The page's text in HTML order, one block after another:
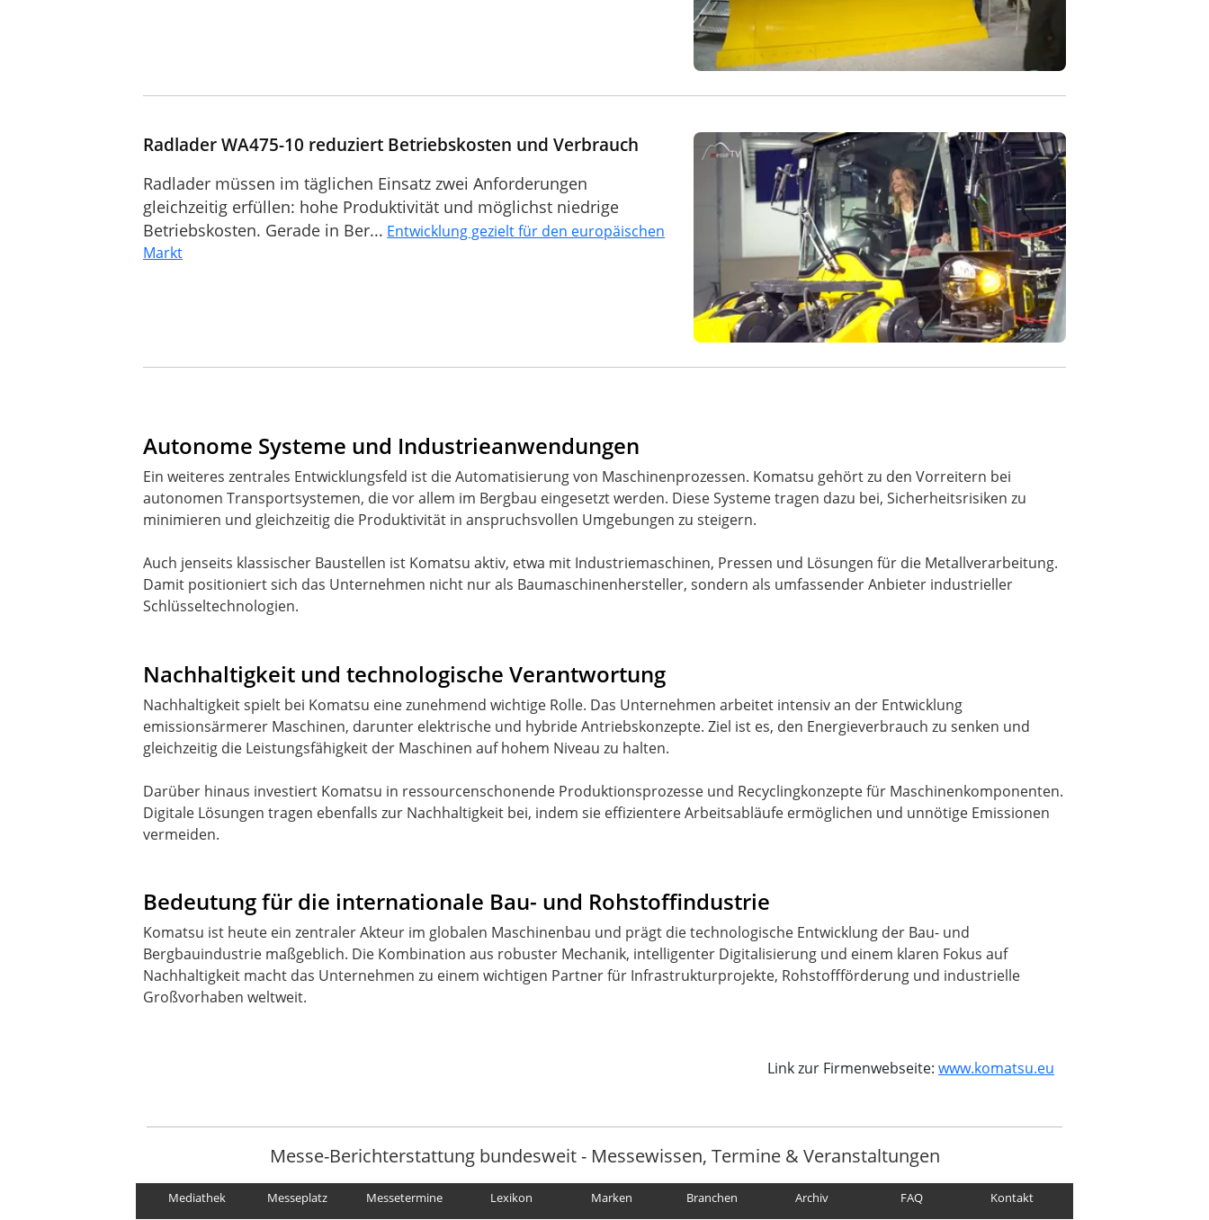
Radlader WA475-10 reduziert Betriebskosten und Verbrauch
Radlader müssen im täglichen Einsatz zwei Anforderungen
gleichzeitig erfüllen: hohe Produktivität und möglichst niedrige
Betriebskosten. Gerade in Ber... Entwicklung gezielt für den europäischen
Markt
Autonome Systeme und Industrieanwendungen
Ein weiteres zentrales Entwicklungsfeld ist die Automatisierung von Maschinenprozessen. Komatsu gehört zu den Vorreitern bei
autonomen Transportsystemen, die vor allem im Bergbau eingesetzt werden. Diese Systeme tragen dazu bei, Sicherheitsrisiken zu
minimieren und gleichzeitig die Produktivität in anspruchsvollen Umgebungen zu steigern.
Auch jenseits klassischer Baustellen ist Komatsu aktiv, etwa mit Industriemaschinen, Pressen und Lösungen für die Metallverarbeitung.
Damit positioniert sich das Unternehmen nicht nur als Baumaschinenhersteller, sondern als umfassender Anbieter industrieller
Schlüsseltechnologien.
Nachhaltigkeit und technologische Verantwortung
Nachhaltigkeit spielt bei Komatsu eine zunehmend wichtige Rolle. Das Unternehmen arbeitet intensiv an der Entwicklung
emissionsärmerer Maschinen, darunter elektrische und hybride Antriebskonzepte. Ziel ist es, den Energieverbrauch zu senken und
gleichzeitig die Leistungsfähigkeit der Maschinen auf hohem Niveau zu halten.
Darüber hinaus investiert Komatsu in ressourcenschonende Produktionsprozesse und Recyclingkonzepte für Maschinenkomponenten.
Digitale Lösungen tragen ebenfalls zur Nachhaltigkeit bei, indem sie effizientere Arbeitsabläufe ermöglichen und unnötige Emissionen
vermeiden.
Bedeutung für die internationale Bau- und Rohstoffindustrie
Komatsu ist heute ein zentraler Akteur im globalen Maschinenbau und prägt die technologische Entwicklung der Bau- und
Bergbauindustrie maßgeblich. Die Kombination aus robuster Mechanik, intelligenter Digitalisierung und einem klaren Fokus auf
Nachhaltigkeit macht das Unternehmen zu einem wichtigen Partner für Infrastrukturprojekte, Rohstoffförderung und industrielle
Großvorhaben weltweit.
Link zur Firmenwebseite:www.komatsu.eu
Messe-Berichterstattung bundesweit - Messewissen, Termine & Veranstaltungen
Mediathek Messeplatz Messetermine Lexikon Marken Branchen Archiv FAQ Kontakt